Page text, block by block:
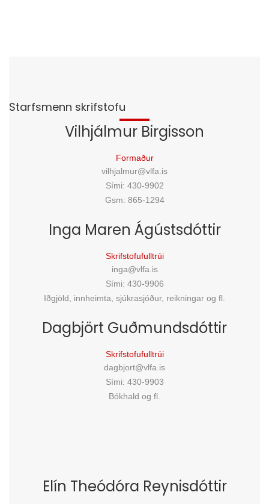
Starfsmenn skrifstofu
Vilhjálmur Birgisson
Formaður
vilhjalmur@vlfa.is
Sími: 430-9902
Gsm: 865-1294
Inga Maren Ágústsdóttir
Skrifstofufulltrúi
inga@vlfa.is
Sími: 430-9906
Iðgjöld, innheimta, sjúkrasjóður, reikningar og fl.
Dagbjört Guðmundsdóttir
Skrifstofufulltrúi
dagbjort@vlfa.is
Sími: 430-9903
Bókhald og fl.
Elín Theódóra Reynisdóttir